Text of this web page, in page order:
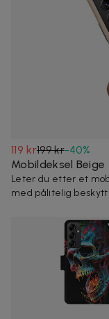
119 kr199 kr-40%
Mobildeksel
Leter du etter et
med pålitelig